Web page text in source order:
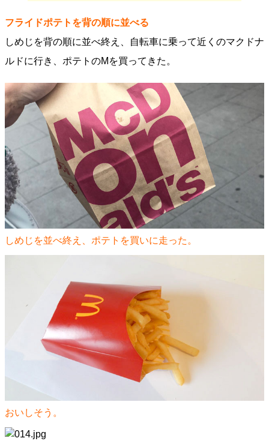
フライドポテトを背の順に並べる
しめじを背の順に並べ終え、自転車に乗って近くのマクドナ
ルドに行き、ポテトのMを買ってきた。
しめじを並べ終え、ポテトを買いに走った。
おいしそう。